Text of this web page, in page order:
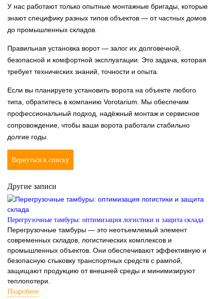
У нас работают только опытные монтажные бригады, которые
знают специфику разных типов объектов — от частных домов
до промышленных складов.
Правильная установка ворот — залог их долговечной,
безопасной и комфортной эксплуатации. Это задача, которая
требует технических знаний, точности и опыта.
Если вы планируете установить ворота на объекте любого
типа, обратитесь в компанию Vorotarium. Мы обеспечим
профессиональный подход, надёжный монтаж и сервисное
сопровождение, чтобы ваши ворота работали стабильно
долгие годы.
Вернуться к списку
Другие записи
Перегрузочные тамбуры: оптимизация логистики и защита склада
Перегрузочные тамбуры — это неотъемлемый элемент
современных складов, логистических комплексов и
промышленных объектов. Они обеспечивают эффективную и
безопасную стыковку транспортных средств с рампой,
защищают продукцию от внешней среды и минимизируют
теплопотери.
Подробнее